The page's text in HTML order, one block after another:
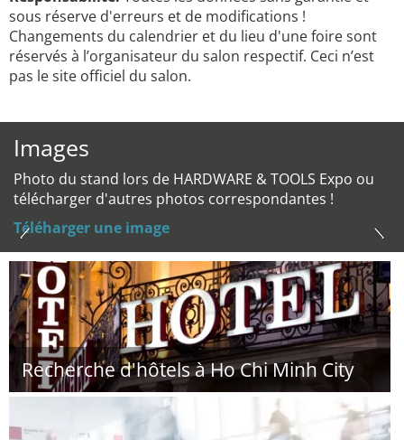
sous réserve d'erreurs et de modifications !
Changements du calendrier et du lieu d'une foire sont
réservés à l’organisateur du salon respectif. Ceci n’est
pas le site officiel du salon.
Images
Photo du stand lors de HARDWARE & TOOLS Expo ou
télécharger d'autres photos correspondantes !
Téléharger une image
Recherche d'hôtels à Ho Chi Minh City